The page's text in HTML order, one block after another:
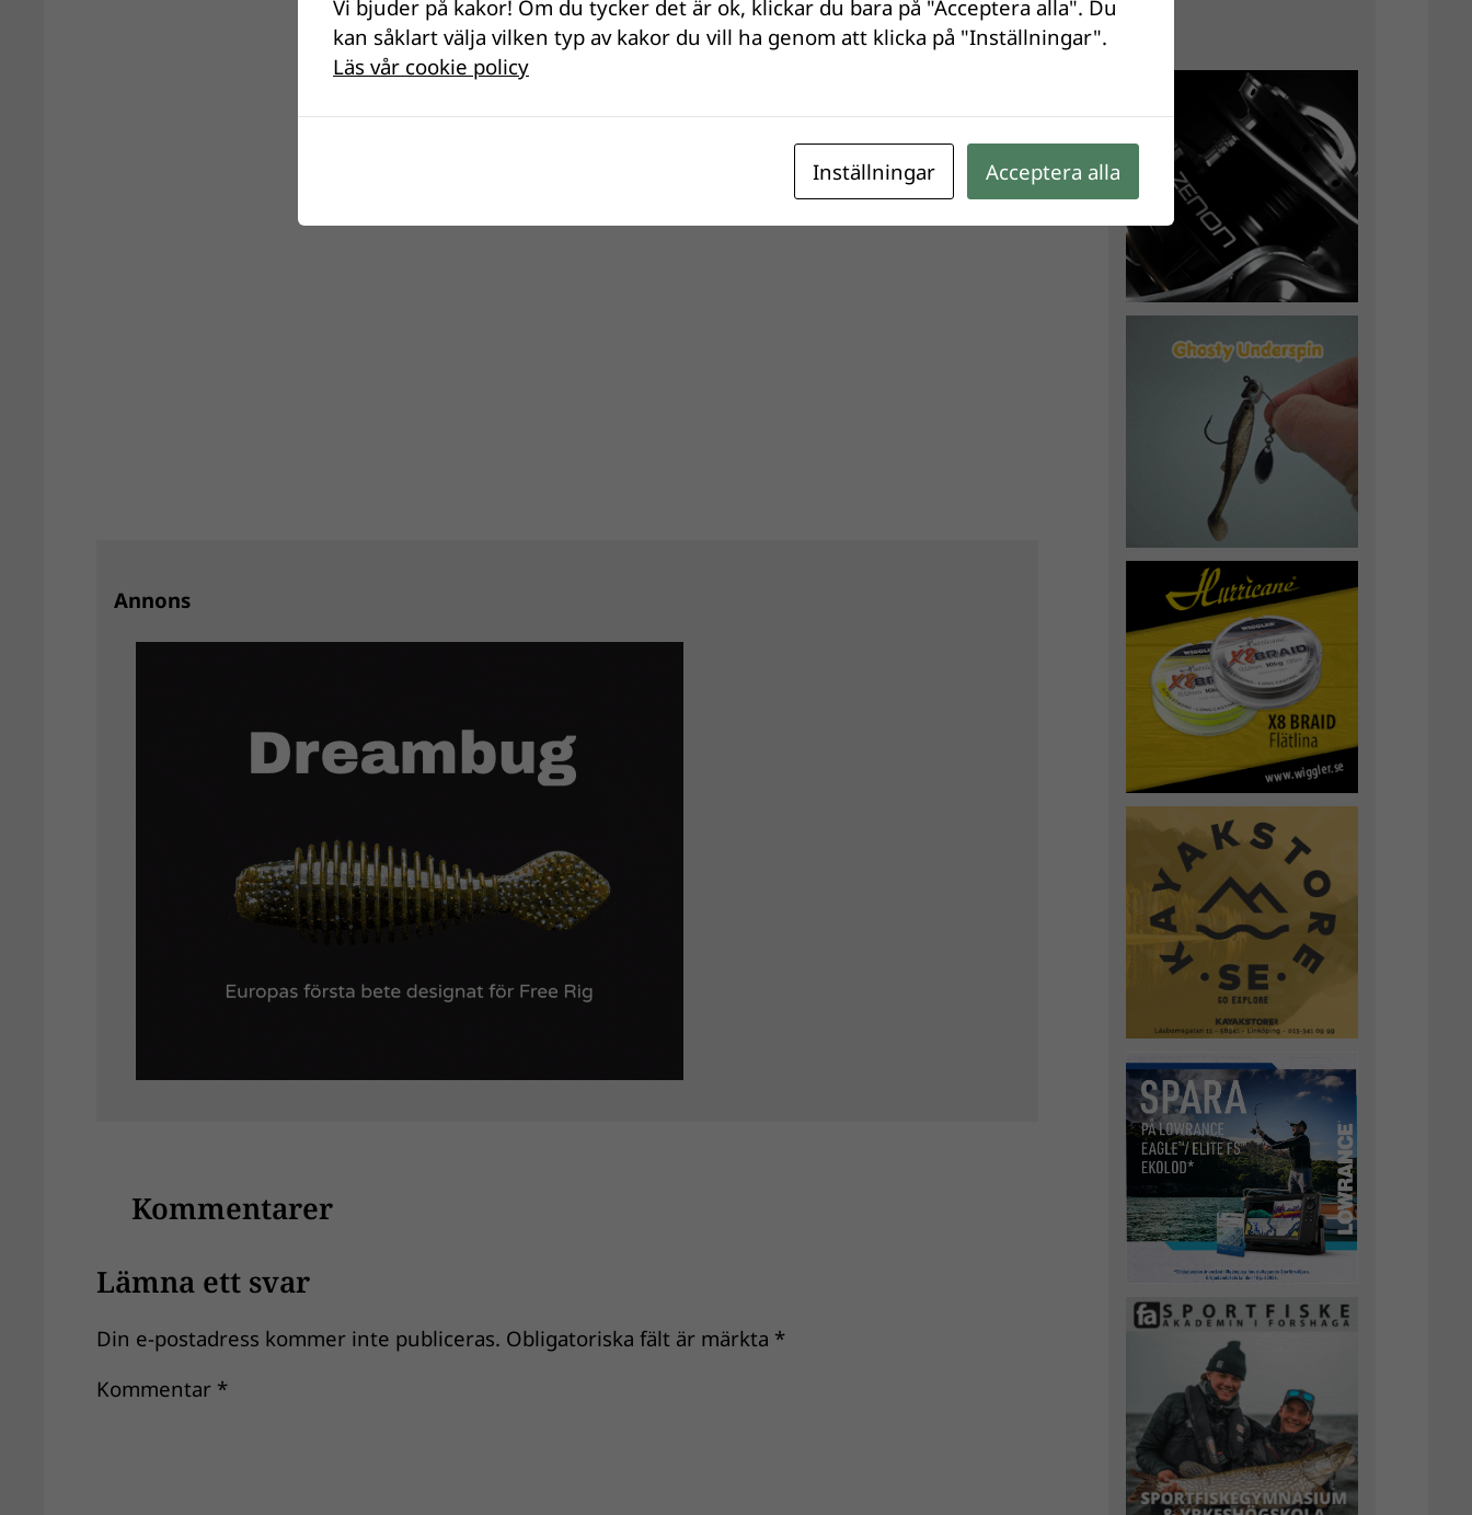
Annons
Kommentarer
Lämna ett svar
Din e-postadress kommer inte publiceras. Obligatoriska fält är märkta *
Kommentar *
Vi bjuder på kakor! Om du tycker det är ok, klickar du bara på "Acceptera alla". Du
kan såklart välja vilken typ av kakor du vill ha genom att klicka på "Inställningar".
Läs vår cookie policy
Inställningar Acceptera alla